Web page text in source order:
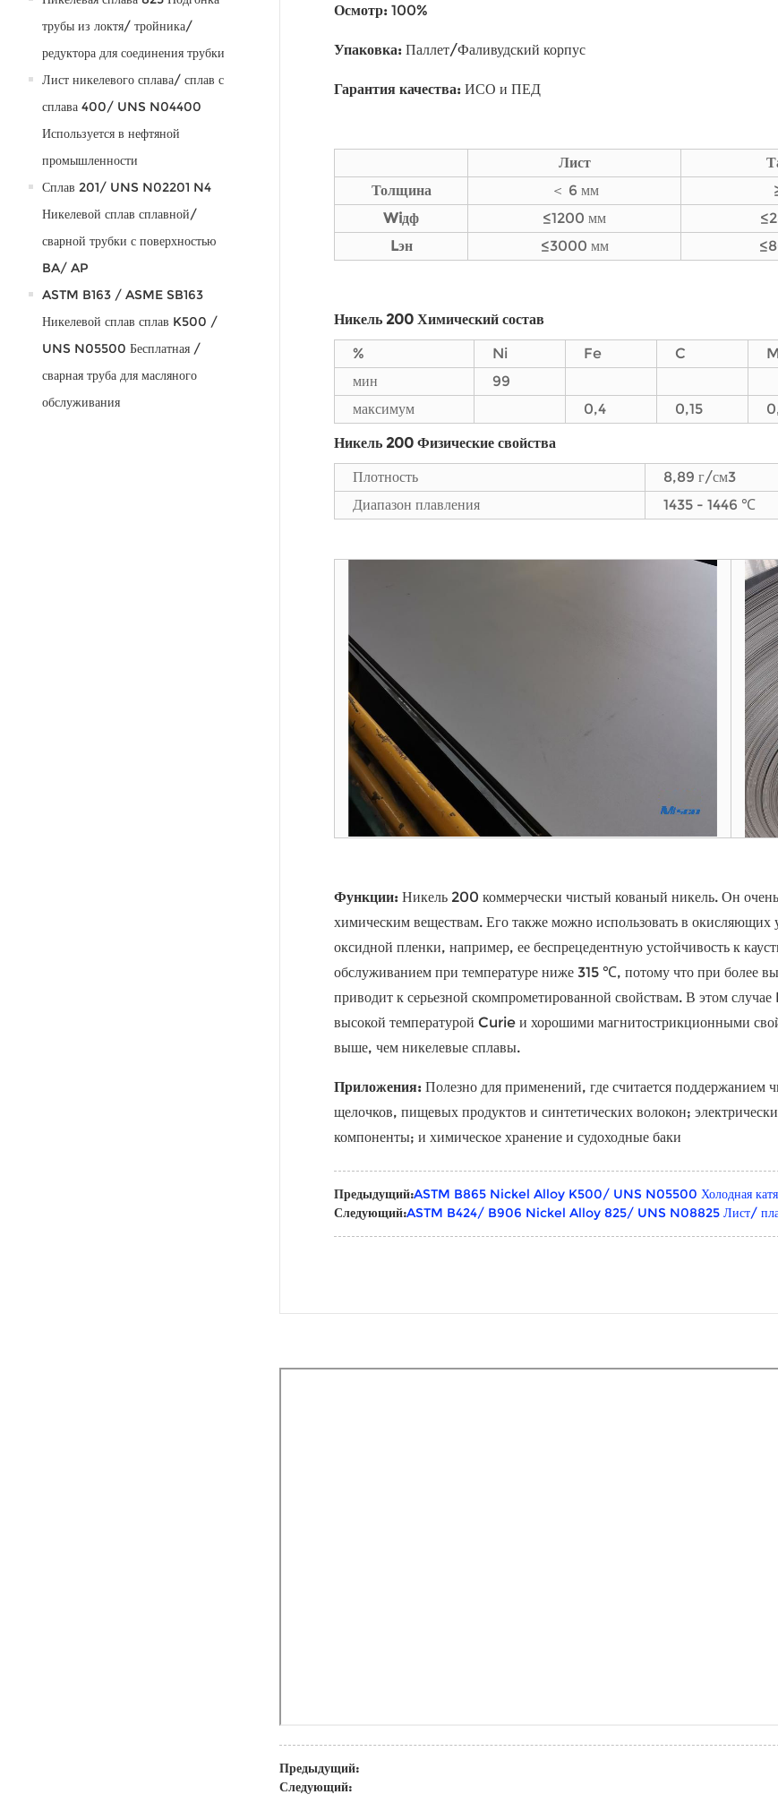
трубы из локтя/ тройника/
редуктора для соединения трубки
Лист никелевого сплава/ сплав с
сплава 400/ UNS N04400
Используется в нефтяной
промышленности
Сплав 201/ UNS N02201 N4
Никелевой сплав сплавной/
сварной трубки с поверхностью
BA/ AP
ASTM B163 / ASME SB163
Никелевой сплав сплав K500 /
UNS N05500 Бесплатная /
сварная труба для масляного
обслуживания
Осмотр: 100%
Упаковка: Паллет/Фаливудский корпус
Гарантия качества: ИСО и ПЕД
Лист
Толщина
＜ 6 мм
Wiдф ≤1200 мм
Lэн ≤3000 мм
Никель 200 Химический состав
%
Ni Fe C
мин
99
максимум
0,4 0,15
Никель 200 Физические свойства
Плотность
8,89 г/см3
Диапазон плавления
1435 - 1446 ℃
Функции: Никель 200 коммерчески чистый кованый никель. Он
химическим веществам. Его также можно использовать в окисляющих
оксидной пленки, например, ее беспрецедентную устойчивость к
обслуживанием при температуре ниже 315 ℃, потому что при более
приводит к серьезной скомпрометированной свойствам. В этом
высокой температурой Curie и хорошими магнитострикционными
выше, чем никелевые сплавы.
Приложения: Полезно для применений, где считается поддержанием
щелочков, пищевых продуктов и синтетических волокон;
компоненты; и химическое хранение и судоходные баки
Предыдущий:ASTM B865 Nickel Alloy K500/ UNS N05500 Холодная
Следующий:ASTM B424/ B906 Nickel Alloy 825/ UNS N08825 Лист/
Предыдущий:
Следующий: